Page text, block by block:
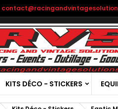
KITS DÉCO - STICKERS